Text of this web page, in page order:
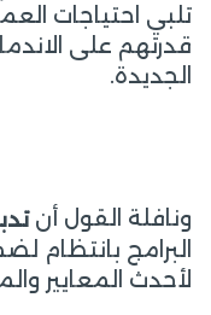
تلبي احتياجات
قدرتهم على
الجديدة.
ونافلة القول أن
البرامج بانتظام
لأحدث المعايير